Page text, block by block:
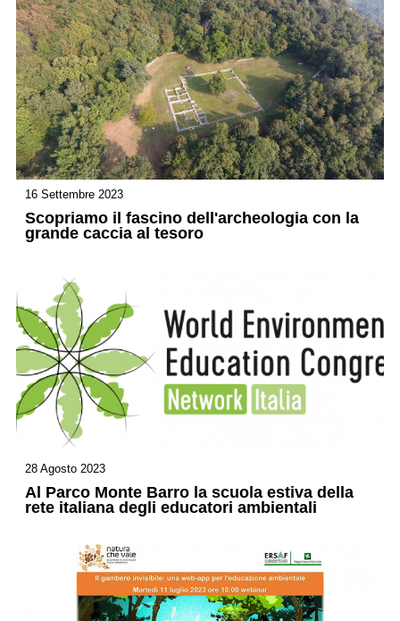
16 Settembre 2023
Scopriamo il fascino dell'archeologia con la
grande caccia al tesoro
28 Agosto 2023
Al Parco Monte Barro la scuola estiva della
rete italiana degli educatori ambientali